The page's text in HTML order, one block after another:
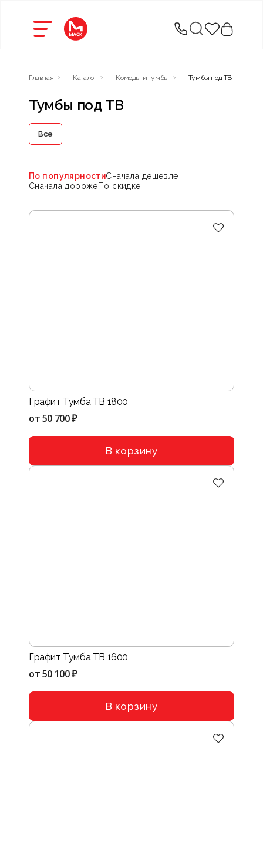
Главная Каталог Комоды и тумбы Тумбы под ТВ
Тумбы под ТВ
Все
По популярностиСначала дешевле
Сначала дорожеПо скидке
Графит Тумба ТВ 1800
от50 700 ₽
В корзину
Графит Тумба ТВ 1600
от50 100 ₽
В корзину